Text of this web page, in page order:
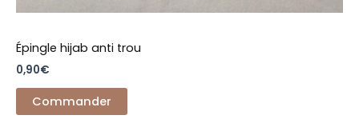
Épingle hijab anti trou
0,90€
Commander